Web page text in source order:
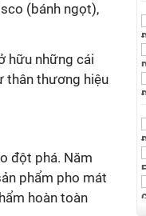
(bánh ngọt),
hữu những cái
thân thương hiệu
đột phá. Năm
phẩm pho mát
hoàn toàn